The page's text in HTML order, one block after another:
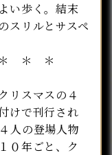
い歩く。結末
スリルとサスペ
リスマスの４
けで刊行され
人の登場人物
０年ごと、ク